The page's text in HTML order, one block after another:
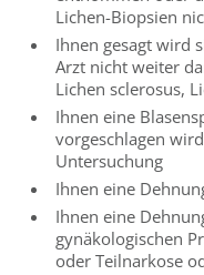
Lichen-Biopsien
Ihnen gesagt wird
Arzt nicht weiter
Lichen sclerosus,
Ihnen eine
vorgeschlagen
Untersuchung
Ihnen eine
Ihnen eine
gynäkologischen
oder Teilnarkose